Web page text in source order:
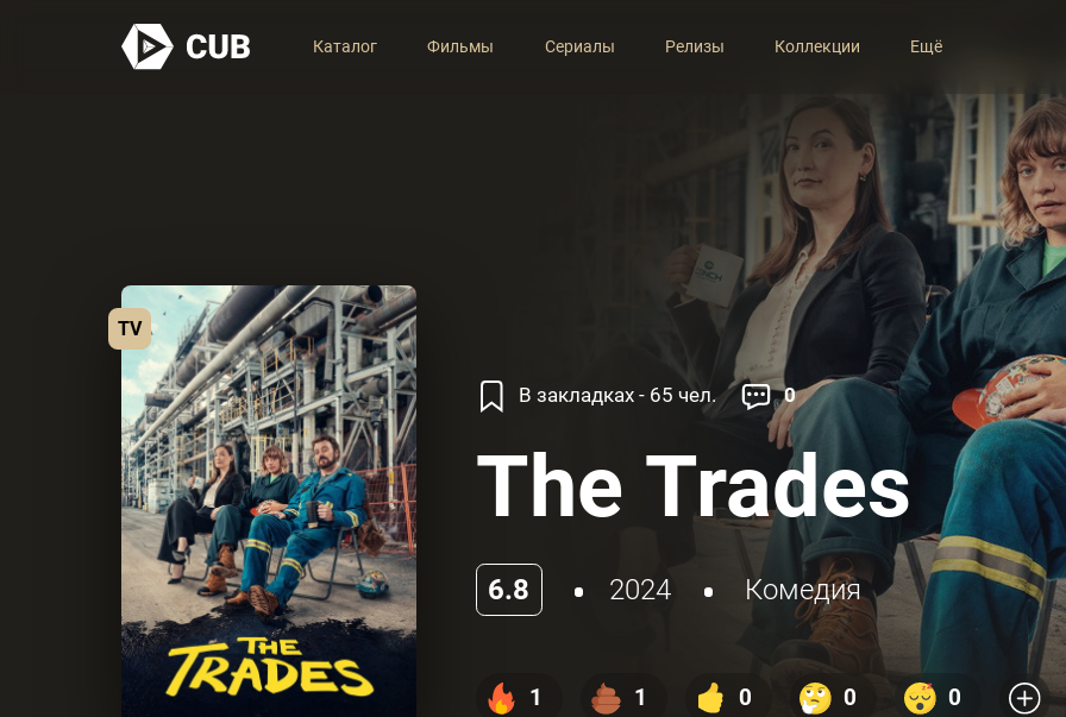
Каталог Фильмы Сериалы Релизы Коллекции Ещё
TV
В закладках - 65 чел. 0
The Trades
6.8 2024 Комедия
1 1 0 0 0